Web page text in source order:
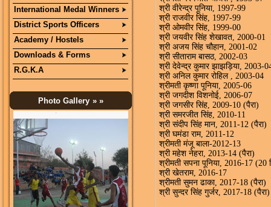
International Medal Winners
District Sports Officers
Academy / Hostels
Downloads & Forms
R.G.K.A
Photo Gallery » »
श्री वीरेन्द्र पूनिया, 1997-99
श्री राजवीर सिंह, 1997-99
श्री ओमवीर सिंह, 1999-00
श्री जयवीर सिंह शेखावत, 2000-01
श्री अजय सिंह चौहान, 2001-02
श्री सीताराम बासठ, 2002-03
श्री देवेन्द्र कुमार झाझड़िया, 2003-
श्री अनिल कुमार रोहिल , 2003-04
श्रीमती कृष्णा पूनिया, 2005-06
श्री जगदीश विशनोई, 2006-07
श्री जगसीर सिंह, 2009-10 (पैरा)
श्री समरजीत सिंह, 2010-11
श्री संदीप सिंह मान, 2011-12 (पैरा)
श्री घमंडा राम, 2011-12
श्रीमती मंजू बाला-2012-13
श्री महेश नेहरा, 2013-14 (पैरा)
श्रीमती सपना पूनिया, 2016-17 (20
श्री खेतराम, 2016-17
श्रीमती सुमन ढाका, 2017-18 (पैरा)
श्री सुन्दर सिंह गुर्जर, 2017-18 (पैरा)